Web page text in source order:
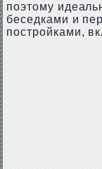
поэтому
беседками и
постройками,